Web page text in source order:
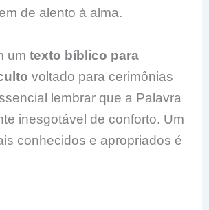
de alento à alma.
umtexto bíblico para
voltado para cerimônias
lembrar que a Palavra
inesgotável de conforto. Um
conhecidos e apropriados é